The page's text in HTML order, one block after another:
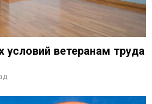
ветеранам труда